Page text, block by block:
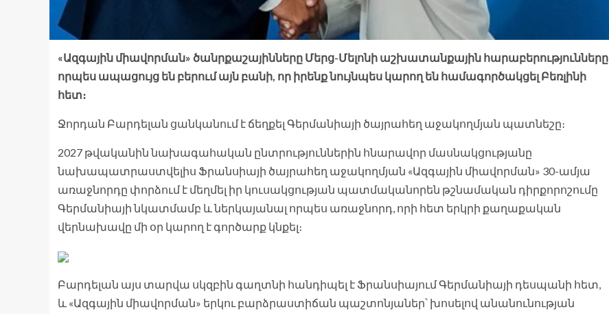
«Ազգային միավորման» ծանրքաշայինները Մերց-Մելոնի աշխատանքային հարաբերությունները
որպես ապացույց են բերում այն ​​բանի, որ իրենք նույնպես կարող են համագործակցել Բեռլինի
հետ։
Ջորդան Բարդելան ցանկանում է ճեղքել Գերմանիայի ծայրահեղ աջակողմյան պատնեշը։
2027 թվականին նախագահական ընտրություններին հնարավոր մասնակցությանը
նախապատրաստվելիս Ֆրանսիայի ծայրահեղ աջակողմյան «Ազգային միավորման» 30-ամյա
առաջնորդը փորձում է մեղմել իր կուսակցության պատմականորեն թշնամական դիրքորոշումը
Գերմանիայի նկատմամբ և ներկայանալ որպես առաջնորդ, որի հետ երկրի քաղաքական
վերնախավը մի օր կարող է գործարք կնքել։
Բարդելան այս տարվա սկզբին գաղտնի հանդիպել է Ֆրանսիայում Գերմանիայի դեսպանի հետ,
և «Ազգային միավորման» երկու բարձրաստիճան պաշտոնյաներ՝ խոսելով անանունության